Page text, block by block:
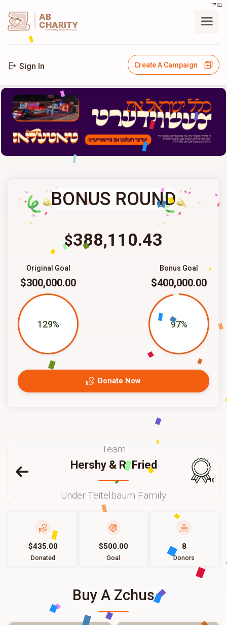
בס"ד
AB
CHARITY
powerd by ahblicklive.com
Sign In Create A Campaign
BONUS ROUND
$388,110.43
Bonus Goal
$400,000.00
97%
Original Goal
$300,000.00
129%
Donate Now
Team
Hershy & R. Fried
Under Teitelbaum Family
104
$435.00
Donated
$500.00
Goal
8
Donors
Buy A Zchus